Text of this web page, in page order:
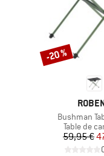
Article
Bushman
Product
Table de
59,95 €
Remise
-20 %